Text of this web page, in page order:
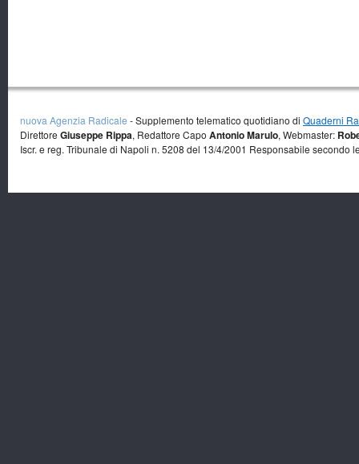
nuova Agenzia Radicale - Supplemento telematico quotidiano di Quaderni
Direttore Giuseppe Rippa, Redattore Capo Antonio Marulo, Webmaster:
Iscr. e reg. Tribunale di Napoli n. 5208 del 13/4/2001 Responsabile secondo